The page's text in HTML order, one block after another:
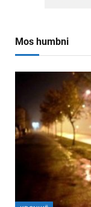
Mos humbni